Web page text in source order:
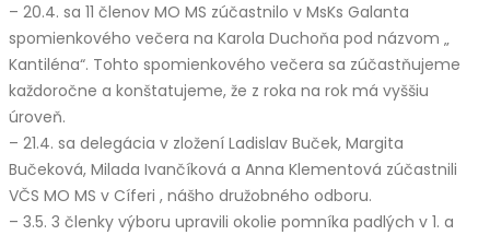
– 20.4. sa 11 členov MO MS zúčastnilo v MsKs Galanta
spomienkového večera na Karola Duchoňa pod názvom „
Kantiléna“. Tohto spomienkového večera sa zúčastňujeme
každoročne a konštatujeme, že z roka na rok má vyššiu
úroveň.
– 21.4. sa delegácia v zložení Ladislav Buček, Margita
Bučeková, Milada Ivančíková a Anna Klementová zúčastnili
VČS MO MS v Cíferi , nášho družobného odboru.
– 3.5. 3 členky výboru upravili okolie pomníka padlých v 1. a